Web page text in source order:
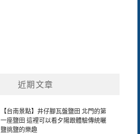
近期文章
【台南景點】井仔腳瓦盤鹽田 北門的第
一座鹽田 這裡可以看夕陽跟體驗傳統曬
鹽挑鹽的樂趣